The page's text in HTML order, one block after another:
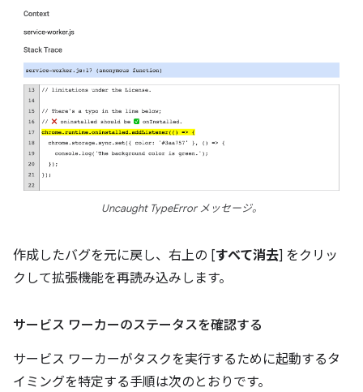
Uncaught TypeError メッセージ。
作成したバグを元に戻し、右上の [すべて消去] をクリッ
クして拡張機能を再読み込みします。
サービス ワーカーのステータスを確認する
サービス ワーカーがタスクを実行するために起動するタ
イミングを特定する手順は次のとおりです。